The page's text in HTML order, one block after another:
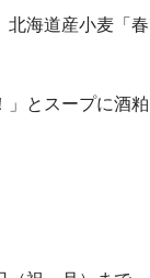
北海道産小麦「春
」とスープに酒粕